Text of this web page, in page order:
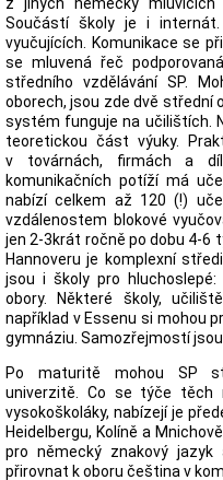
Součástí školy je i
vyučujících. Komunikace se
se mluvená řeč
středního vzdělávání SP.
oborech, jsou zde dvě střední
systém funguje na učilištích.
teoretickou část výuky.
v továrnách, firmách a
komunikačních potíží má
nabízí celkem až 120 (!)
vzdálenostem blokové
jen 2-3krát ročně po dobu 4-6
Hannoveru je komplexní
jsou i školy pro
obory. Některé školy,
například v Essenu si mohou
gymnáziu. Samozřejmostí
Po maturitě mohou SP
univerzitě. Co se týče těch
vysokoškoláky, nabízejí je
Heidelbergu, Kolíně a
pro německý znakový
přirovnat k oboru čeština v